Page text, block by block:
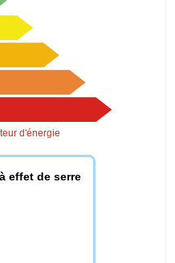
d'énergie
effet de serre